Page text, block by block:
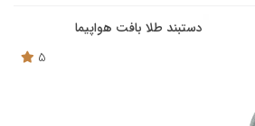
دستبند طلا بافت هواپیما
5